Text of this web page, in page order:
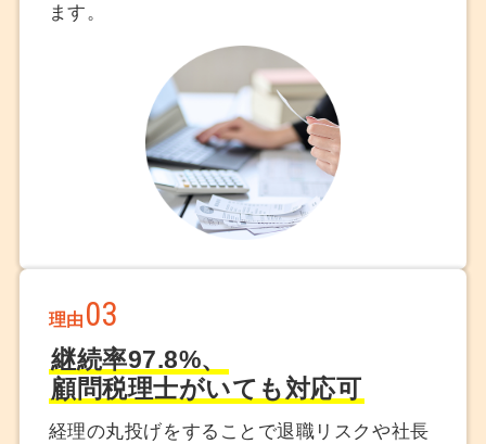
ます。
理由 03
継続率97.8%、
顧問税理士がいても対応可
経理の丸投げをすることで退職リスクや社長